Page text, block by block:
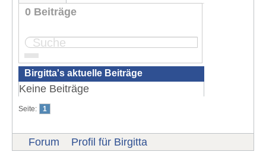
0 Beiträge
Seite:
Birgitta's aktuelle Beiträge
Keine Beiträge
Seite: 1
Forum Profil für Birgitta